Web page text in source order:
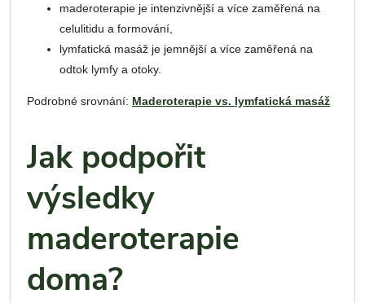
maderoterapie je intenzivnější a více zaměřená na
celulitidu a formování,
lymfatická masáž je jemnější a více zaměřená na
odtok lymfy a otoky.
Podrobné srovnání: Maderoterapie vs. lymfatická masáž
Jak podpořit
výsledky
maderoterapie
doma?